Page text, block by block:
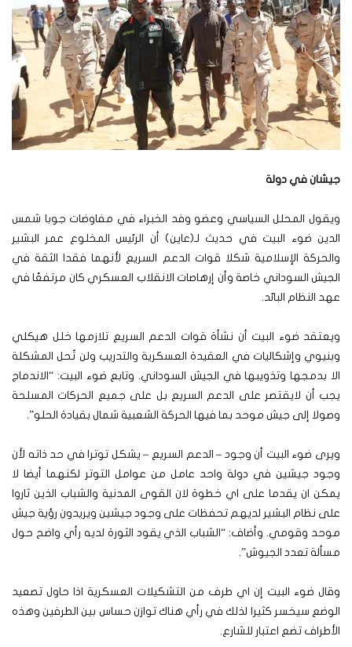
جيشان في دولة
ويقول المحلل السياسي وعضو وفد الخبراء في مفاوضات جوبا شمس
الدين ضوء البيت في حديث لـ(عاين) أن الرئيس المخلوع عمر البشير
والحركة الإسلامية شكلا قوات الدعم السريع لأنهما فقدا الثقة في
الجيش السوداني خاصة وأن إرهاصات الانقلاب العسكري كان مرتفعًا في
عهد النظام البائد.
ويعتقد ضوء البيت أن نشأة قوات الدعم السريع تلازمها خلل هيكلي
وبنيوي وإشكاليات في العقيدة العسكرية والتدريب ولن تُحل المشكلة
الا بدمجها وتذويبها في الجيش السوداني. وتابع ضوء البيت: “الاندماج
يجب أن لايقتصر على الدعم السريع بل على جميع الحركات المسلحة
وصولا إلى جيش موحد بما فيها الحركة الشعبية شمال بقيادة الحلو”.
ويرى ضوء البيت أن وجود – الدعم السريع – يشكل توترا في حد ذاته لأن
وجود جيشين في دولة واحد عامل من عوامل التوتر لكنهما أيضا لا
يمكن ان يقدما على اي خطوة لان القوى المدنية والشباب الذين ثاروا
على نظام البشير لديهم تحفظات على وجود جيشين ويريدون رؤية جيش
موحد وقومي. وأضاف: “الشباب الذي يقود الثورة لديه رأي واضح حول
مسألة تعدد الجيوش”.
وقال ضوء البيت إن اي طرف من التشكيلات العسكرية اذا حاول تصعيد
الوضع سيخسر كثيرا لذلك في رأي هناك توازن حساس بين الطرفين وهذه
الأطراف تضع اعتبار للشارع.